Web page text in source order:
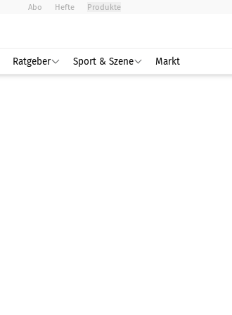
Abo Hefte Produkte
Ratgeber Sport & Szene Markt